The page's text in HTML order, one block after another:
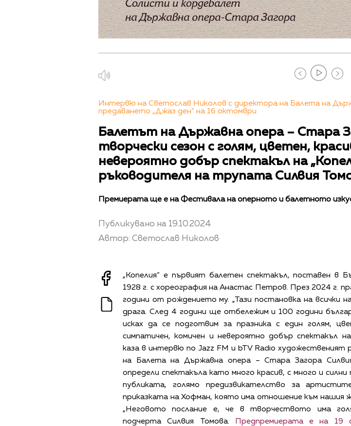
Интервю на Светослав Николов с директора на Балета на
предаването „Джаз ден“ на 16 октомври
Балетът на Държавна опера – Стара
творчески сезон с голям, цветен,
невероятно добър спектакъл на
ръководителя на трупата Силвия
Премиерата ще е на Фестивала на оперното и балетното
Публикувано на 19.10.2024
Автор: Светослав Николов
„Копелия“ е първият балетен спектакъл, поставен в
1928 г. с хореография на Анастас Петров. През 2024 г.
години от рождението му. „Тази постановка на всички
драга. След 4 години ще отбележим и 100 години
исках да се подготвим за празника с един голям,
симпатичен, комичен и невероятно добър спектакъл на
каза в интервю по Jazz FM и bTV Radio художественият
на Балета на Държавна опера – Стара Загора
определи спектакъла като много красив, с много и силни
публиката, голямо предизвикателство за
приказката на Хофман, която има отношение към нашия
„Неговото послание е, че в творчеството има
подчерта Силвия Томова.
Предпремиерата е на 19